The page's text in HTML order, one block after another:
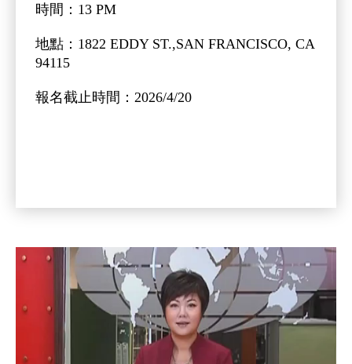
時間：13 PM
地點：1822 EDDY ST.,SAN FRANCISCO, CA
94115
報名截止時間：2026/4/20